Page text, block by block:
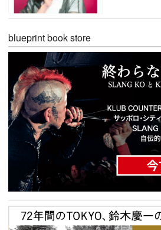
blueprint book store